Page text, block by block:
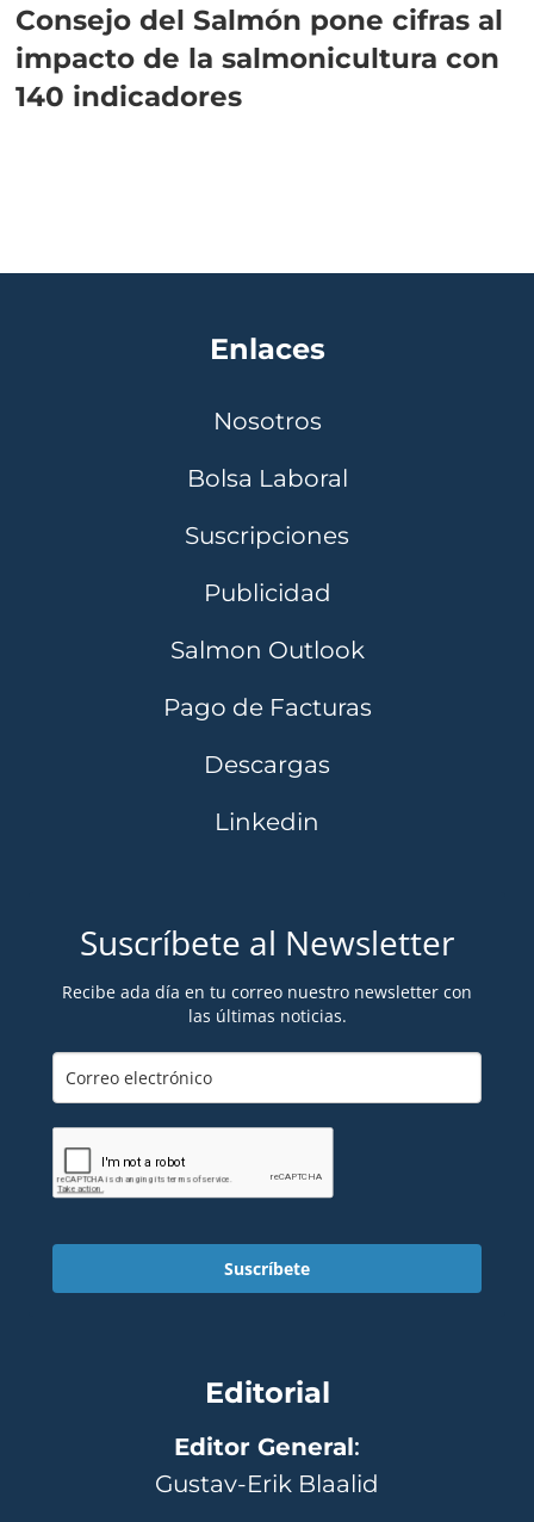
Consejo del Salmón pone cifras al
impacto de la salmonicultura con
140 indicadores
Enlaces
Nosotros
Bolsa Laboral
Suscripciones
Publicidad
Salmon Outlook
Pago de Facturas
Descargas
Linkedin
Suscríbete al Newsletter
Recibe ada día en tu correo nuestro newsletter con
las últimas noticias.
Suscríbete
Editorial
Editor General:
Gustav-Erik Blaalid